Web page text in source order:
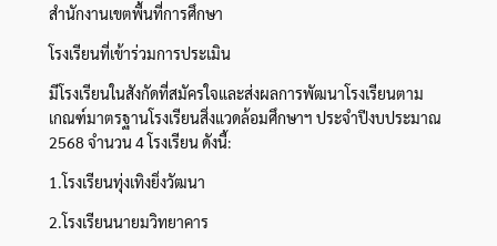
สำนักงานเขตพื้นที่การศึกษา
โรงเรียนที่เข้าร่วมการประเมิน
มีโรงเรียนในสังกัดที่สมัครใจและส่งผลการพัฒนาโรงเรียนตาม
เกณฑ์มาตรฐานโรงเรียนสิ่งแวดล้อมศึกษาฯ ประจำปีงบประมาณ
2568 จำนวน 4 โรงเรียน ดังนี้:
1.โรงเรียนทุ่งเทิงยิ่งวัฒนา
2.โรงเรียนนายมวิทยาคาร